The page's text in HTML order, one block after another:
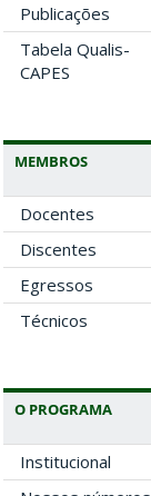
Publicações
Tabela Qualis-
CAPES
MEMBROS
Docentes
Discentes
Egressos
Técnicos
O PROGRAMA
Institucional